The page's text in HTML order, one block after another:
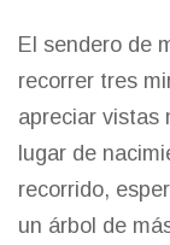
El sendero de
recorrer tres
apreciar vistas
lugar de
recorrido,
un árbol de